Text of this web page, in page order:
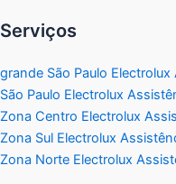
Serviços
grande São Paulo Electrolux
São Paulo Electrolux
Zona Centro Electrolux
Zona Sul Electrolux
Zona Norte Electrolux